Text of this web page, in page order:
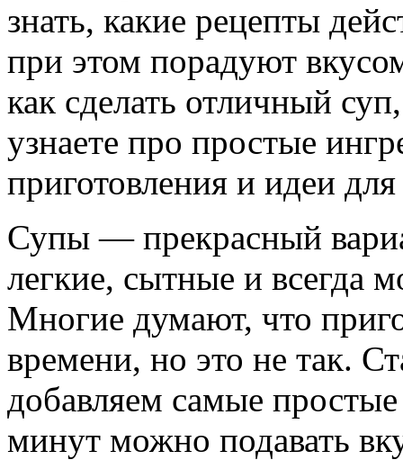
знать, какие рецепты
при этом порадуют
как сделать отличный
узнаете про простые
приготовления и идеи
Супы — прекрасный
легкие, сытные и всегда
Многие думают, что
времени, но это не так.
добавляем самые
минут можно подавать